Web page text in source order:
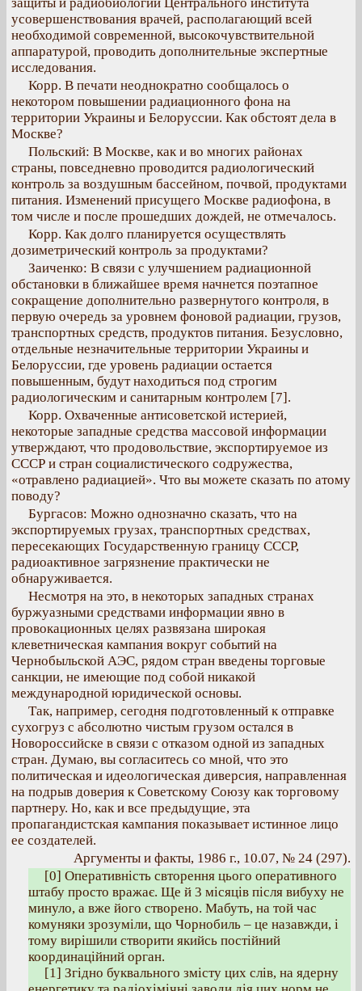
усовершенствования врачей, располагающий всей
необходимой современной, высокочувствительной
аппаратурой, проводить дополнительные экспертные
исследования.
Корр. В печати неоднократно сообщалось о
некотором повышении радиационного фона на
территории Украины и Белоруссии. Как обстоят дела в
Москве?
Польский: В Москве, как и во многих районах
страны, повседневно проводится радиологический
контроль за воздушным бассейном, почвой, продуктами
питания. Изменений присущего Москве радиофона, в
том числе и после прошедших дождей, не отмечалось.
Корр. Как долго планируется осуществлять
дозиметрический контроль за продуктами?
Заиченко: В связи с улучшением радиационной
обстановки в ближайшее время начнется поэтапное
сокращение дополнительно развернутого контроля, в
первую очередь за уровнем фоновой радиации, грузов,
транспортных средств, продуктов питания. Безусловно,
отдельные незначительные территории Украины и
Белоруссии, где уровень радиации остается
повышенным, будут находиться под строгим
радиологическим и санитарным контролем [7].
Корр. Охваченные антисоветской истерией,
некоторые западные средства массовой информации
утверждают, что продовольствие, экспортируемое из
СССР и стран социалистического содружества,
«отравлено радиацией». Что вы можете сказать по атому
поводу?
Бургасов: Можно однозначно сказать, что на
экспортируемых грузах, транспортных средствах,
пересекающих Государственную границу СССР,
радиоактивное загрязнение практически не
обнаруживается.
Несмотря на это, в некоторых западных странах
буржуазными средствами информации явно в
провокационных целях развязана широкая
клеветническая кампания вокруг событий на
Чернобыльской АЭС, рядом стран введены торговые
санкции, не имеющие под собой никакой
международной юридической основы.
Так, например, сегодня подготовленный к отправке
сухогруз с абсолютно чистым грузом остался в
Новороссийске в связи с отказом одной из западных
стран. Думаю, вы согласитесь со мной, что это
политическая и идеологическая диверсия, направленная
на подрыв доверия к Советскому Союзу как торговому
партнеру. Но, как и все предыдущие, эта
пропагандистская кампания показывает истинное лицо
ее создателей.
Аргументы и факты, 1986 г., 10.07, № 24 (297).
[0] Оперативність свторення цього оперативного
штабу просто вражає. Ще й 3 місяців після вибуху не
минуло, а вже його створено. Мабуть, на той час
комуняки зрозуміли, що Чорнобиль – це назавжди, і
тому вирішили створити якийсь постійний
координаційний орган.
[1] Згідно буквального змісту цих слів, на ядерну